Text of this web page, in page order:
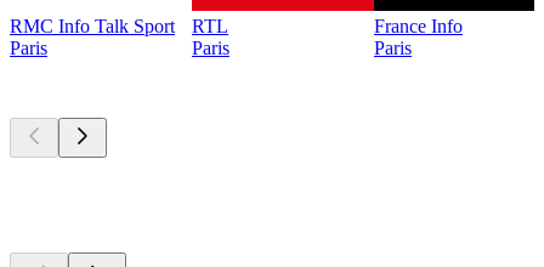
RMC Info Talk Sport
Paris
RTL
Paris
France Info
Paris